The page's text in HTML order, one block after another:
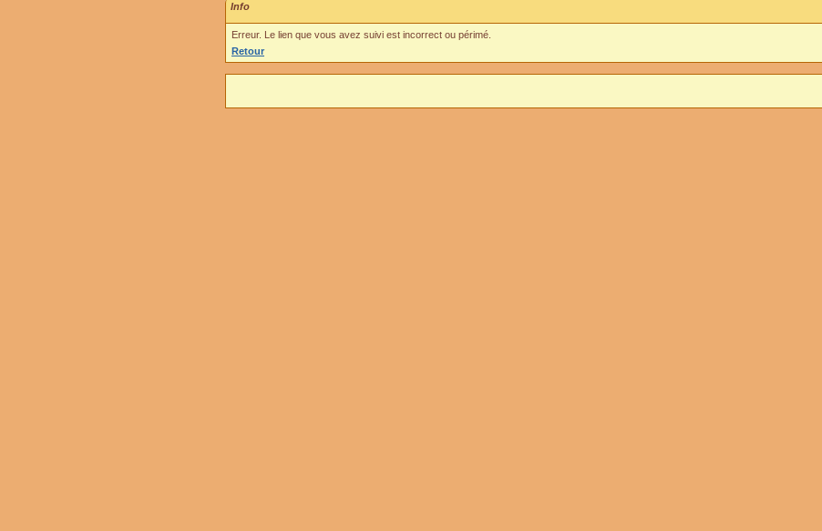
Info
Erreur. Le lien que vous avez suivi est incorrect ou périmé.
Retour